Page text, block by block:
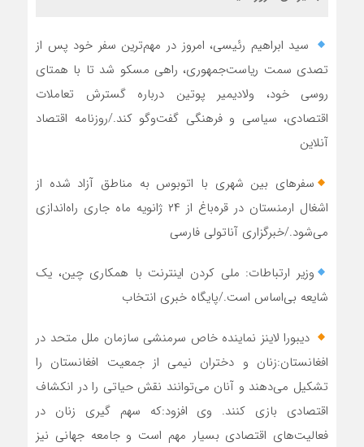
سید ابراهیم رئیسی، امروز در مهم‌ترین سفر خود پس از
تصدی سمت ریاست‌جمهوری، راهی مسکو شد تا با همتای
روسی خود، ولادیمیر پوتین درباره گسترش تعاملات
اقتصادی، سیاسی و فرهنگی گفت‌وگو کند./روزنامه اقتصاد
آنلاین
سفرهای بین شهری با اتوبوس به مناطق آزاد شده از
اشغال ارمنستان در قره‌باغ از ۲۴ ژانویه ماه جاری راه‌اندازی
می‌شود./خبرگزاری آناتولی فارسی
وزیر ارتباطات: ملی کردن اینترنت با همکاری چین، یک
شایعه بی‌اساس است./پایگاه خبری انتخاب
دیبورا لاینز نماینده خاص سرمنشی سازمان ملل متحد در
افغانستان:زنان و دختران نیمی از جمعیت افغانستان را
تشکیل می‌دهند و آنان می‌توانند نقش حیاتی را در انکشاف
اقتصادی بازی کنند. وی افزود:که سهم گیری زنان در
فعالیت‌های اقتصادی بسیار مهم است و جامعه جهانی نیز